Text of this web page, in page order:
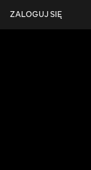
ZALOGUJ SIĘ